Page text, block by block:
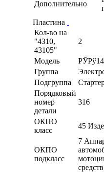
Дополнительно
Пластина
Кол-во на
"4310,
43105"
2
Модель
Группа
Подгруппа
Порядковый
номер
детали
316
ОКПО
класс
45
ОКПО
подкласс
7